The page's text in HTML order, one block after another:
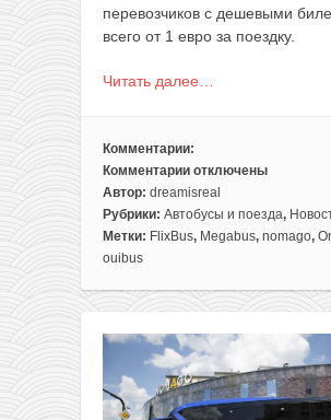
перевозчиков с дешевыми
всего от 1 евро за поездку.
Читать далее…
Комментарии:
Комментарии
к
записи
7-
ка
автобусе
Европе,
Великобритании
отключены
Автор: dreamisreal
Рубрики: Автобусы и поезда,
Метки: FlixBus, Megabus, nomago,
ouibus